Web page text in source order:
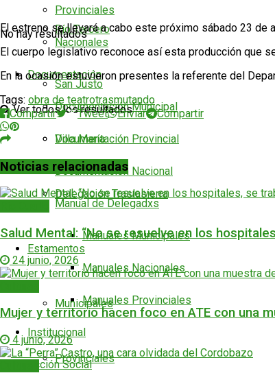
Provinciales
Nacionales
Documentación
Documentación Municipal
Documentación Provincial
Documentación Nacional
Manual de Delegadxs
Manuales Municipales
Manuales Nacionales
Manuales Provinciales
Institucional
Acción Social
Río Tercero
San Justo
Villa María
Delegación Traslasierra
Estamentos
Municipales
Provinciales
No hay resultados
Ver todos los resultados
El estreno se llevará a cabo este próximo sábado 23 de
El cuerpo legislativo reconoce así esta producción que
En la ocasión estuvieron presentes la referente del
Tags: obra de teatrotrasmutando
Compartir
Tweet Enviar Compartir
Noticias relacionadas
Salud Mental: “No se resuelve en los
24 junio, 2026
Mujer y territorio hacen foco en ATE con una
4 junio, 2026